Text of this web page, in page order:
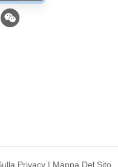
Privacy | Mappa Del Sito